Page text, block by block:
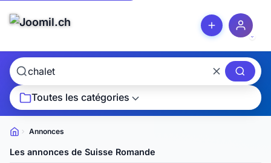
Toutes les catégories
Petites
annonces
Annonces
Les annonces de Suisse Romande